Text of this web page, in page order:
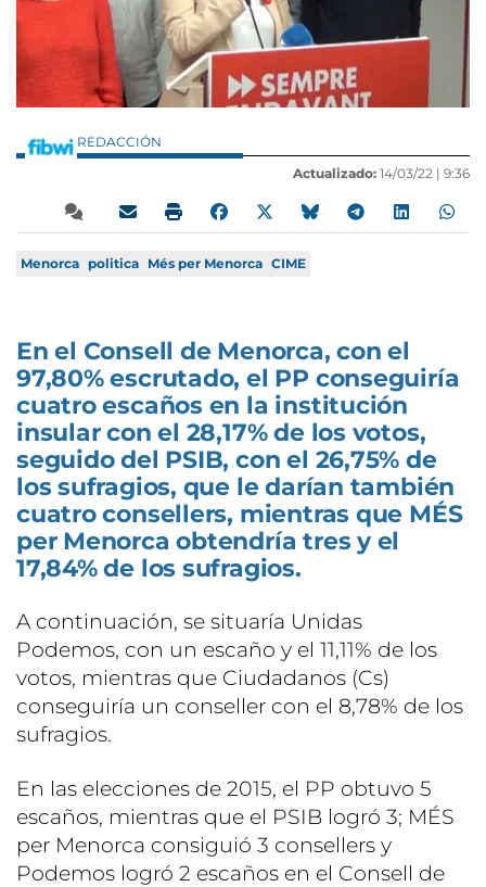
REDACCIÓN
Actualizado: 14/03/22 | 9:36
Menorca politica Més per Menorca CIME
En el Consell de Menorca, con el
97,80% escrutado, el PP conseguiría
cuatro escaños en la institución
insular con el 28,17% de los votos,
seguido del PSIB, con el 26,75% de
los sufragios, que le darían también
cuatro consellers, mientras que MÉS
per Menorca obtendría tres y el
17,84% de los sufragios.
A continuación, se situaría Unidas
Podemos, con un escaño y el 11,11% de los
votos, mientras que Ciudadanos (Cs)
conseguiría un conseller con el 8,78% de los
sufragios.
En las elecciones de 2015, el PP obtuvo 5
escaños, mientras que el PSIB logró 3; MÉS
per Menorca consiguió 3 consellers y
Podemos logró 2 escaños en el Consell de